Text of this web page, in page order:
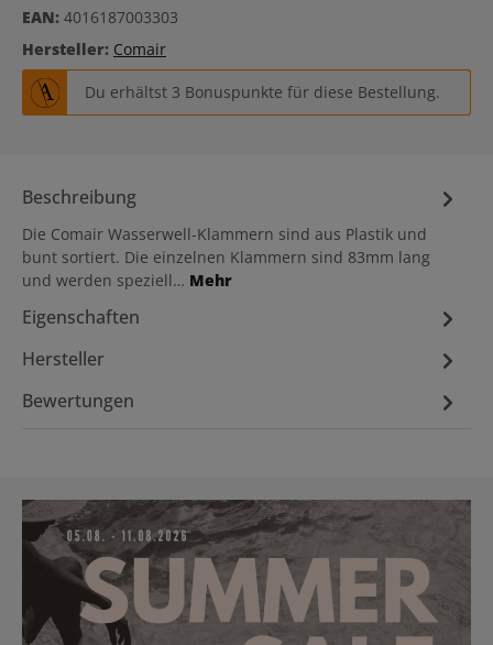
EAN: 4016187003303
Hersteller: Comair
Du erhältst 3 Bonuspunkte für diese Bestellung.
Beschreibung
Die Comair Wasserwell-Klammern sind aus Plastik und
bunt sortiert. Die einzelnen Klammern sind 83mm lang
und werden speziell… Mehr
Eigenschaften
Hersteller
Bewertungen